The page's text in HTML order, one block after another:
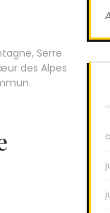
Serre
des Alpes